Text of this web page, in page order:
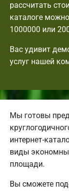
рассчитать
каталоге
1000000 или
Вас удивит
услуг нашей
Мы готовы
интернет-
виды
площади.
Вы сможете